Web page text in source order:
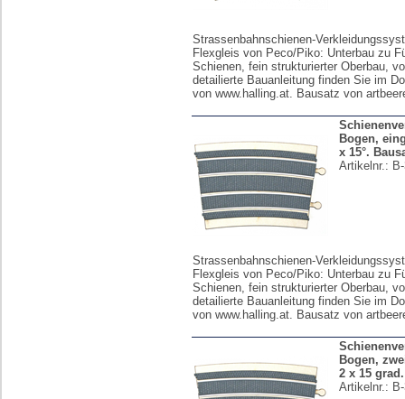
Strassenbahnschienen-
Flexgleis von Peco/Piko: Unterbau zu
Schienen, fein strukturierter Oberbau,
detailierte Bauanleitung finden Sie im
von www.halling.at. Bausatz von
Bogen,
x 15°.
Artikelnr.:
Strassenbahnschienen-
Flexgleis von Peco/Piko: Unterbau zu
Schienen, fein strukturierter Oberbau,
detailierte Bauanleitung finden Sie im
von www.halling.at. Bausatz von
Bogen,
2 x 15
Artikelnr.: